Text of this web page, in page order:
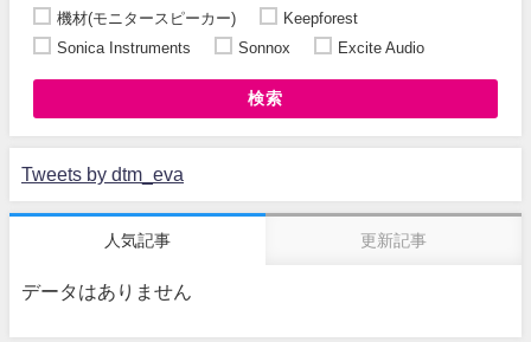
機材(モニタースピーカー)
Keepforest
Sonica Instruments
Sonnox Excite Audio
検索
Tweets by dtm_eva
人気記事 更新記事
データはありません